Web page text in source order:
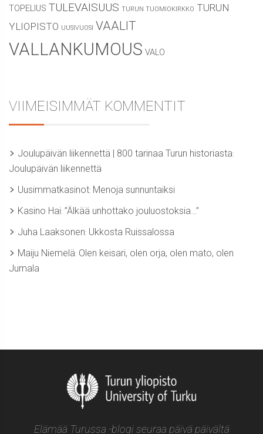
TOPELIUS TULEVAISUUS TURUN TUOMIOKIRKKO TURUN
YLIOPISTO UUSIVUOSI VAALIT
VALLANKUMOUS VALO
VIIMEISIMMÄT KOMMENTIT
Joulupäivän liikennettä | 800 tarinaa Turun historiasta:
Joulupäivän liikennettä
Uusimmatkasinot: Menoja sunnuntaiksi
Kasino Hai: ”Älkää unhottako jouluostoksia…”
Juha Laaksonen: Ukkosta Ruissalossa
Maiju Niemelä: Olen keisari, olen orja, olen mato, olen
Jumala
Elämää Turussa -blogi seuraa päivä päivältä